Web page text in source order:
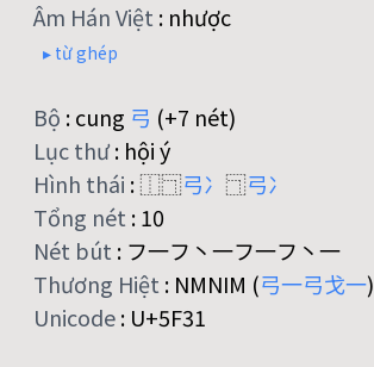
Âm Hán Việt : nhược
▸ từ ghép
Bộ :cung 弓 (+7 nét)
Lục thư: hội ý
Hình thái :⿰⿹弓冫 ⿹弓冫
Tổng nét :10
Nét bút : フ一フ丶一フ一フ丶一
Thương Hiệt : NMNIM (弓一弓戈一)
Unicode: U+5F31